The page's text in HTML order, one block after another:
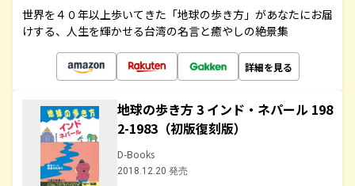
世界を４０年以上歩いてきた「地球の歩き方」があなたにお届
けする、人生を輝かせる台湾の名言と癒やしの絶景集
詳細を見る
地球の歩き方 3 インド・ネパール 198
2-1983（初版復刻版）
D-Books
2018.12.20 発売